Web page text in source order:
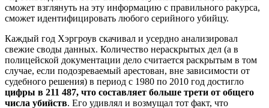
сможет взглянуть на эту информацию с правильного ракурса,
сможет идентифицировать любого серийного убийцу.
Каждый год Хэргроув скачивал и усердно анализировал
свежие своды данных. Количество нераскрытых дел (а в
полицейской документации дело считается раскрытым в том
случае, если подозреваемый арестован, вне зависимости от
судебного решения) в период с 1980 по 2010 год достигло
цифры в 211 487, что составляет больше трети от общего
числа убийств. Его удивлял и возмущал тот факт, что